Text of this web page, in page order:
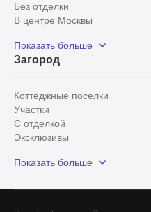
Без отделки
В центре Москвы
Рядом с парком
С панорамными окнами
Показать больше
Загород
Коттеджные поселки
Участки
С отделкой
Эксклюзивы
Красногорский район
Показать больше